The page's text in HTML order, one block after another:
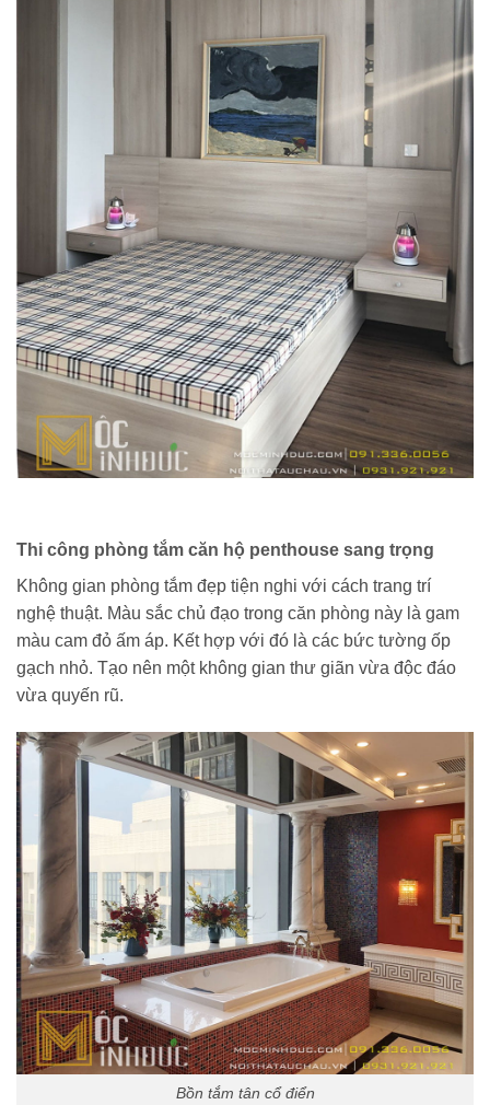
Thi công phòng tắm căn hộ penthouse sang trọng
Không gian phòng tắm đẹp tiện nghi với cách trang trí
nghệ thuật. Màu sắc chủ đạo trong căn phòng này là gam
màu cam đỏ ấm áp. Kết hợp với đó là các bức tường ốp
gạch nhỏ. Tạo nên một không gian thư giãn vừa độc đáo
vừa quyến rũ.
Bồn tắm tân cổ điển